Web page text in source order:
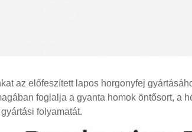
az előfeszített lapos horgonyfej
foglalja a gyanta homok öntősort, a
folyamatát.